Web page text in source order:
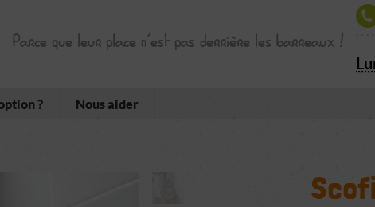
Parce que leur place n’est pas derrière les barreaux !
? Nous aider